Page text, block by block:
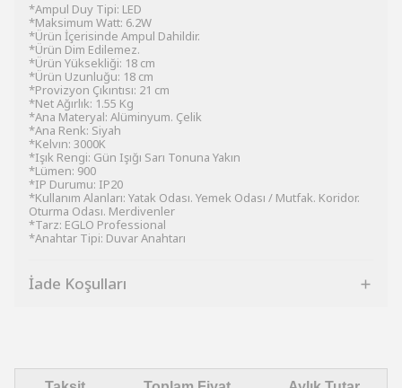
*Ampul Duy Tipi: LED
*Maksimum Watt: 6.2W
*Ürün İçerisinde Ampul Dahildir.
*Ürün Dim Edilemez.
*Ürün Yüksekliği: 18 cm
*Ürün Uzunluğu: 18 cm
*Provizyon Çıkıntısı: 21 cm
*Net Ağırlık: 1.55 Kg
*Ana Materyal: Alüminyum. Çelik
*Ana Renk: Siyah
*Kelvın: 3000K
*Işık Rengi: Gün Işığı Sarı Tonuna Yakın
*Lümen: 900
*IP Durumu: IP20
*Kullanım Alanları: Yatak Odası. Yemek Odası / Mutfak. Koridor.
Oturma Odası. Merdivenler
*Tarz: EGLO Professional
*Anahtar Tipi: Duvar Anahtarı
İade Koşulları